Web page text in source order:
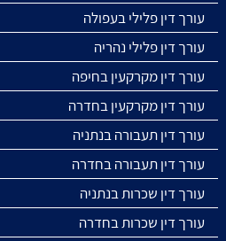
עורך דין פלילי בעפולה
עורך דין פלילי נהריה
עורך דין מקרקעין בחיפה
עורך דין מקרקעין בחדרה
עורך דין תעבורה בנתניה
עורך דין תעבורה בחדרה
עורך דין שכרות בנתניה
עורך דין שכרות בחדרה